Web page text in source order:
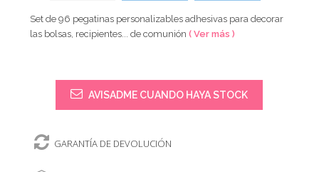
Set de 96 pegatinas personalizables adhesivas para decorar
las bolsas, recipientes... de comunión( Ver más )
AVISADME CUANDO HAYA STOCK
GARANTÍA DE DEVOLUCIÓN